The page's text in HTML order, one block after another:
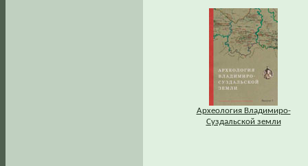
Археология Владимиро-
Суздальской земли